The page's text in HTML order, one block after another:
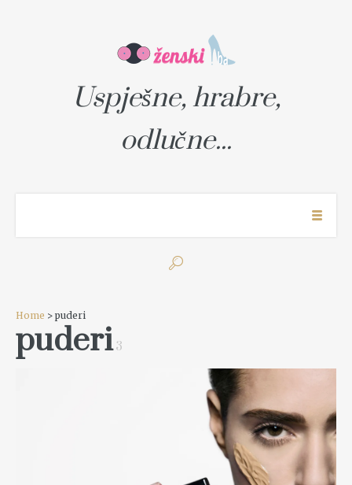
Uspješne, hrabre,
odlučne...
Home > puderi
puderi3